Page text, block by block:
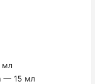
мл
— 15 мл